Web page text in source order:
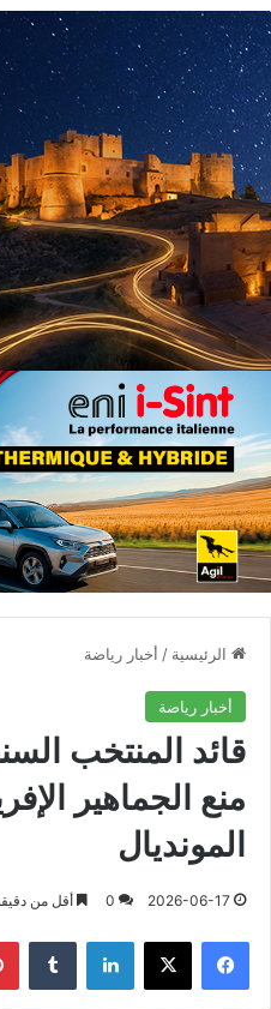
الرئيسية / أخبار رياضة
أخبار رياضة
قائد المنتخب
منع الجماهير
المونديال
2026-06-17
0 أقل من
فيسبوك X لينكدإن